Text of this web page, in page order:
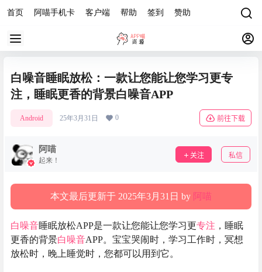
首页 阿喵手机卡 客户端 帮助 签到 赞助
白噪音睡眠放松：一款让您能让您学习更专
注，睡眠更香的背景白噪音APP
Android 25年3月31日 0 前往下载
阿喵
起来！
关注 私信
本文最后更新于 2025年3月31日 by 阿喵
白噪音睡眠放松APP是一款让您能让您学习更专注 ，睡眠
更香的背景白噪音APP。宝宝哭闹时，学习工作时，冥想
放松时，晚上睡觉时，您都可以用到它。